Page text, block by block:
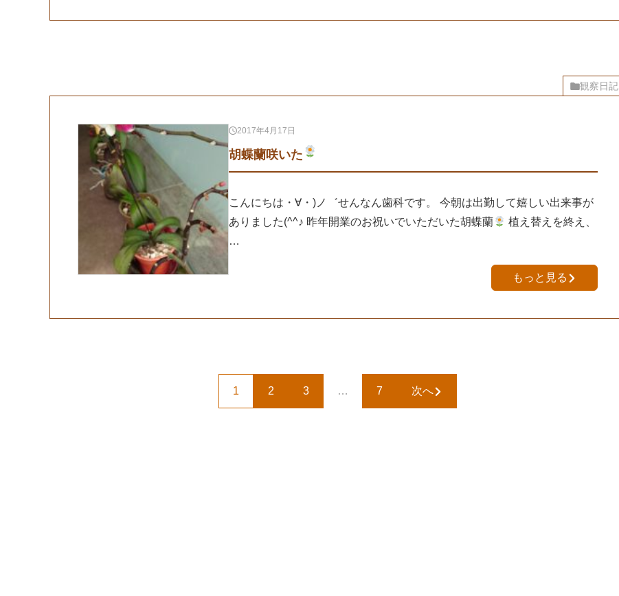
観察日記
2017年4月17日
胡蝶蘭咲いた
こんにちは・∀・)ノ゛せんなん歯科です。 今朝は出勤して嬉しい出来事が
ありました(^^♪ 昨年開業のお祝いでいただいた胡蝶蘭
植え替えを終え、
…
もっと見る
1 2 3 … 7 次へ